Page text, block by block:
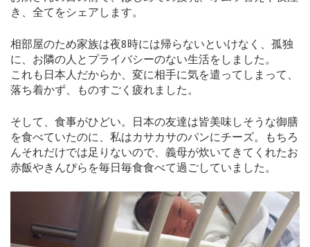
き、全てをシェアします。
相部屋のため家族は夜8時には帰らないといけなく、孤独
に、お隣の人とプライバシーのない生活をしました。
これも日本人だからか、変に相手に気を遣ってしまって、
落ち着かず、ものすごく疲れました。
そして、食事がひどい。日本の友達は皆美味しそうな御膳
を食べていたのに、私はカサカサのパンにチーズ。もちろ
んそれだけでは足りないので、義母が炊いてきてくれたお
赤飯やきんぴらを毎日毎食食べて過ごしていました。